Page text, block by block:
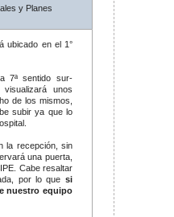
y Planes
ubicado en el 1°
7ª sentido sur-
unos
de los mismos,
subir ya que lo
la recepción, sin
una puerta,
Cabe resaltar
por lo que si
nuestro equipo